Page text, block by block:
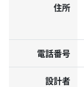
住所
電話番号
設計者